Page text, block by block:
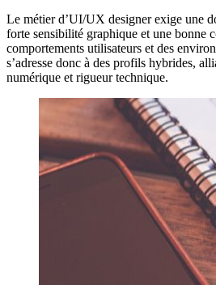
Le métier d’UI/UX designer exige une
forte sensibilité graphique et une bonne
comportements utilisateurs et des
s’adresse donc à des profils hybrides,
numérique et rigueur technique.